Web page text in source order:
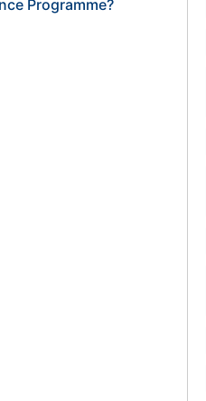
Programme?